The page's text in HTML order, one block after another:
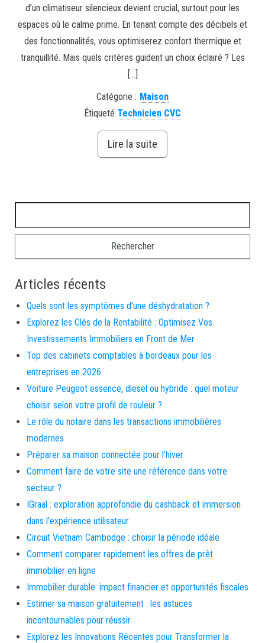
d’un climatiseur silencieux devient crucial, surtout pour les
espaces où le calme prime. En tenant compte des décibels et
des fonctionnalités, vous optimiserez confort thermique et
tranquillité. Mais quels critères guident un choix éclairé ? Les
[…]
Catégorie : Maison
Étiqueté Technicien CVC
Lire la suite
Articles récents
Quels sont les symptômes d’une déshydratation ?
Explorez les Clés de la Rentabilité : Optimisez Vos
Investissements Immobiliers en Front de Mer
Top des cabinets comptables à bordeaux pour les
entreprises en 2026
Voiture Peugeot essence, diesel ou hybride : quel moteur
choisir selon votre profil de rouleur ?
Le rôle du notaire dans les transactions immobilières
modernes
Préparer sa maison connectée pour l’hiver
Comment faire de votre site une référence dans votre
secteur ?
IGraal : exploration approfondie du cashback et immersion
dans l’expérience utilisateur
Circuit Vietnam Cambodge : choisir la période idéale
Comment comparer rapidement les offres de prêt
immobilier en ligne
Immobilier durable: impact financier et opportunités fiscales
Estimer sa maison gratuitement : les astuces
incontournables pour réussir
Explorez les Innovations Récentes pour Transformer la